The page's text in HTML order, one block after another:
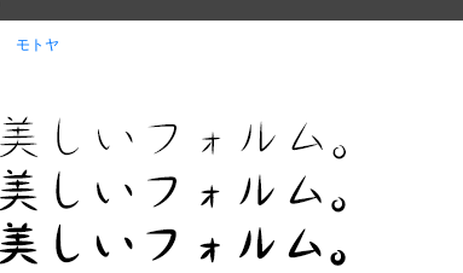
モトヤ